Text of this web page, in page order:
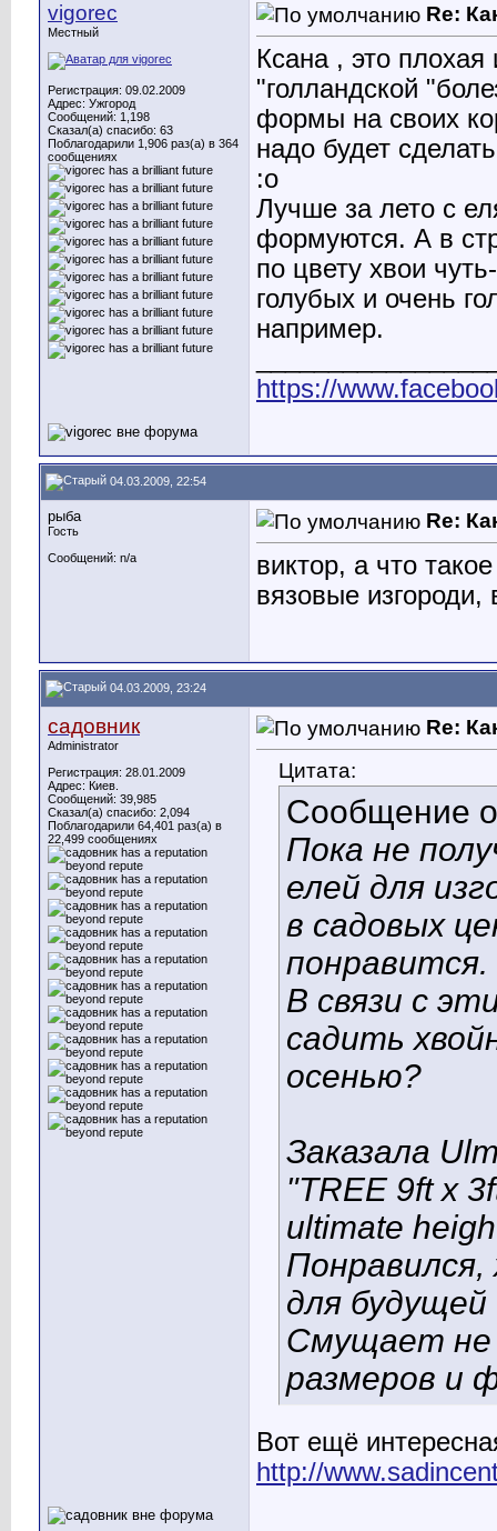
vigorec
Местный
Регистрация: 09.02.2009
Адрес: Ужгород
Сообщений: 1,198
Сказал(а) спасибо: 63
Поблагодарили 1,906 раз(а) в 364
сообщениях
Re:
Ксана , это
"голландской
формы на своих
надо будет
:o
Лучше за лето с
формуются. А в
по цвету хвои
голубых и очень
например.
https://
04.03.2009, 22:54
рыба
Гость
Сообщений: n/a
Re:
виктор, а что
вязовые
04.03.2009, 23:24
садовник
Administrator
Регистрация: 28.01.2009
Адрес: Киев.
Сообщений: 39,985
Сказал(а) спасибо: 2,094
Поблагодарили 64,401 раз(а) в
22,499 сообщениях
Re:
Цитата:
Сообщение
Пока не
елей для
в садовых
понравится.
В связи с
садить
осенью?
Заказала
"TREE 9ft x
ultimate
Понравился,
для
Смущает не
размеров и
Вот ещё
http://